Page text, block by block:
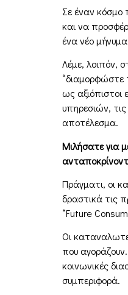
Σε έναν κόσµο
και να
ένα νέο
Λέµε, λοιπόν,
“διαµορφώστε
ως αξιόπιστοι
υπηρεσιών,
αποτέλεσµα.
Μιλήσατε για
Πράγµατι, οι
δραστικά τις
“Future
Οι
που
κοινωνικές
συµπεριφορά.